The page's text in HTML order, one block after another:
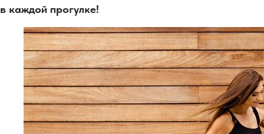
в каждой прогулке!